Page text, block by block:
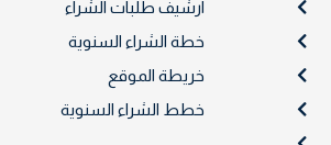
ارشيف طلبات الشراء
خطة الشراء السنوية
خريطة الموقع
خطط الشراء السنوية